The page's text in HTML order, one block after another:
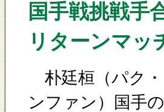
国手戦挑戦手
リターンマッ
朴廷桓（パク
ンファン）国手